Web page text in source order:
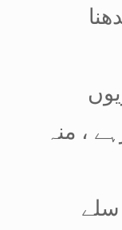
، منہ
سلے